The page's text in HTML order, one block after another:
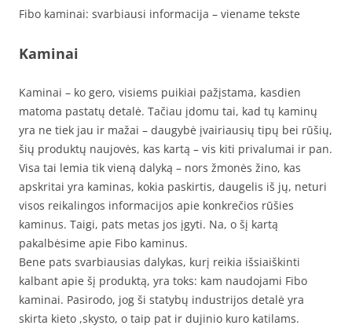
Fibo kaminai: svarbiausi informacija – viename tekste
Kaminai
Kaminai – ko gero, visiems puikiai pažįstama, kasdien
matoma pastatų detalė. Tačiau įdomu tai, kad tų kaminų
yra ne tiek jau ir mažai – daugybė įvairiausių tipų bei rūšių,
šių produktų naujovės, kas kartą – vis kiti privalumai ir pan.
Visa tai lemia tik vieną dalyką – nors žmonės žino, kas
apskritai yra kaminas, kokia paskirtis, daugelis iš jų, neturi
visos reikalingos informacijos apie konkrečios rūšies
kaminus. Taigi, pats metas jos įgyti. Na, o šį kartą
pakalbėsime apie Fibo kaminus.
Bene pats svarbiausias dalykas, kurį reikia išsiaiškinti
kalbant apie šį produktą, yra toks: kam naudojami Fibo
kaminai. Pasirodo, jog ši statybų industrijos detalė yra
skirta kieto ,skysto, o taip pat ir dujinio kuro katilams.